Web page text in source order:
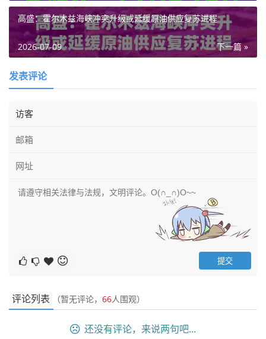
高盛：霍尔木兹海峡冲突升级或延缓原油供应复苏进程
下一篇 »
2026-07-09
发表评论
评论列表 （暂无评论， 66人围观）
还没有评论，来说两句吧...